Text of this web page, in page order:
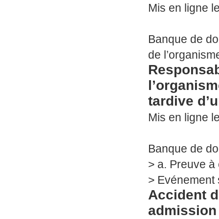
Mis en ligne
Banque de
de
tardive
Mis en ligne
Banque de
> a. Preuve
> Evénement
Accident